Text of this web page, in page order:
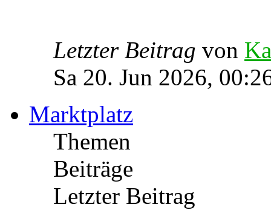
Letzter Beitrag von
Sa 20. Jun 2026,
Marktplatz
Themen
Beiträge
Letzter Beitrag